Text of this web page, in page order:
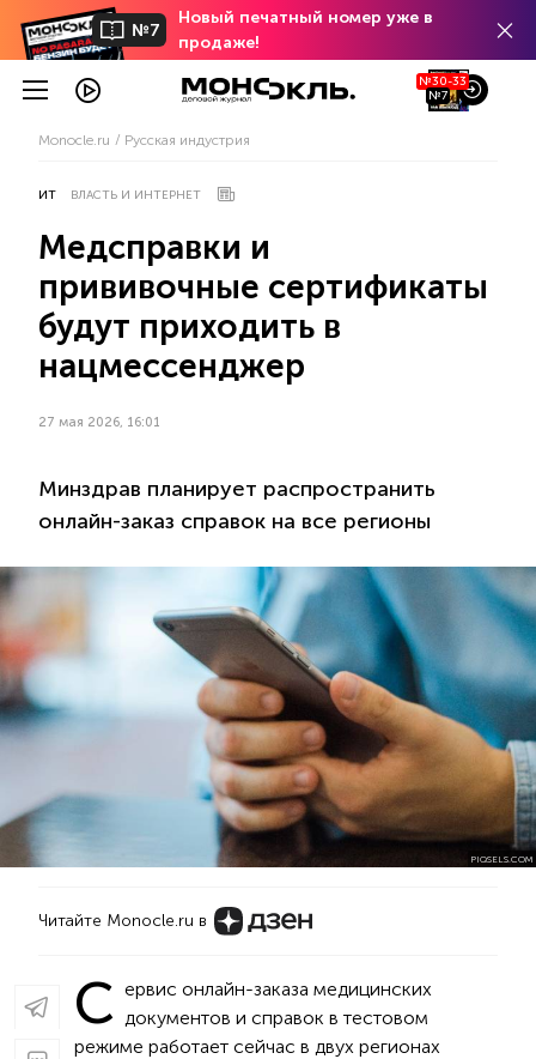
№7
Новый печатный номер уже в
продаже!
№30-33
№7
Monocle.ru Русская индустрия
ИТ ВЛАСТЬ И ИНТЕРНЕТ
Медсправки и
прививочные сертификаты
будут приходить в
нацмессенджер
27 мая 2026, 16:01
Минздрав планирует распространить
онлайн-заказ справок на все регионы
PIQSELS.COM
Читайте Monocle.ru в
С ервис онлайн-заказа медицинских
документов и справок в тестовом
режиме работает сейчас в двух регионах